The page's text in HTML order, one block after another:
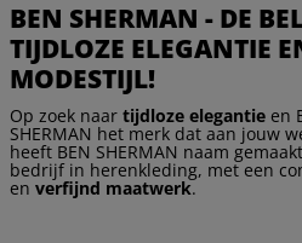
BEN SHERMAN - DE
TIJDLOZE ELEGANTIE
MODESTIJL!
Op zoek naar tijdloze elegantieen
SHERMAN het merk dat aan jouw
heeft BEN SHERMAN naam
bedrijf in herenkleding, met een
en verfijnd maatwerk.